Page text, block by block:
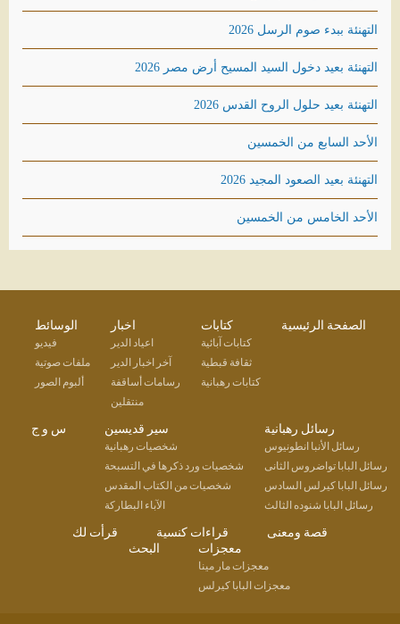
التهنئة ببدء صوم الرسل 2026
التهنئة بعيد دخول السيد المسيح أرض مصر 2026
التهنئة بعيد حلول الروح القدس 2026
الأحد السابع من الخمسين
التهنئة بعيد الصعود المجيد 2026
الأحد الخامس من الخمسين
الصفحة الرئيسية كتابات
كتابات آبائية
ثقافة قبطية
كتابات رهبانية
اخبار
اعياد الدير
آخر اخبار الدير
رسامات أساقفة
منتقلين
الوسائط
فيديو
ملفات صوتية
ألبوم الصور
رسائل رهبانية
رسائل الأنبا انطونيوس
رسائل البابا تواضروس الثانى
رسائل البابا كيرلس السادس
رسائل البابا شنوده الثالث
سير قديسين
شخصيات رهبانية
شخصيات ورد ذكرها في التسبحة
شخصيات من الكتاب المقدس
الآباء البطاركة
س و ج
قصة ومعنى قراءات كنسية
قرأت لك
معجزات
معجزات مار مينا
معجزات البابا كيرلس
البحث